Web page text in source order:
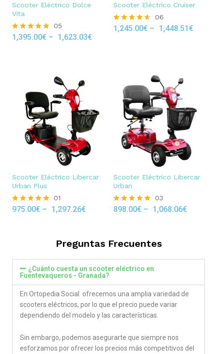
Scooter Eléctrico Dolce
Vita
Rated
05
1,395.00€ – 1,623.03€
Scooter Eléctrico Cruiser
Rated
06
1,245.00€ – 1,448.51€
Scooter Eléctrico Libercar
Urban Plus
Rated
01
975.00€ – 1,297.26€
Scooter Eléctrico Libercar
Urban
Rated
03
898.00€ – 1,068.06€
Preguntas Frecuentes
¿Cuánto cuesta un scooter eléctrico en
Fuentevaqueros - Granada?
En Ortopedia Social ofrecemos una amplia variedad de
scooters eléctricos, por lo que el precio puede variar
dependiendo del modelo y las características.
Sin embargo, podemos asegurarte que siempre nos
esforzamos por ofrecer los precios más competitivos del